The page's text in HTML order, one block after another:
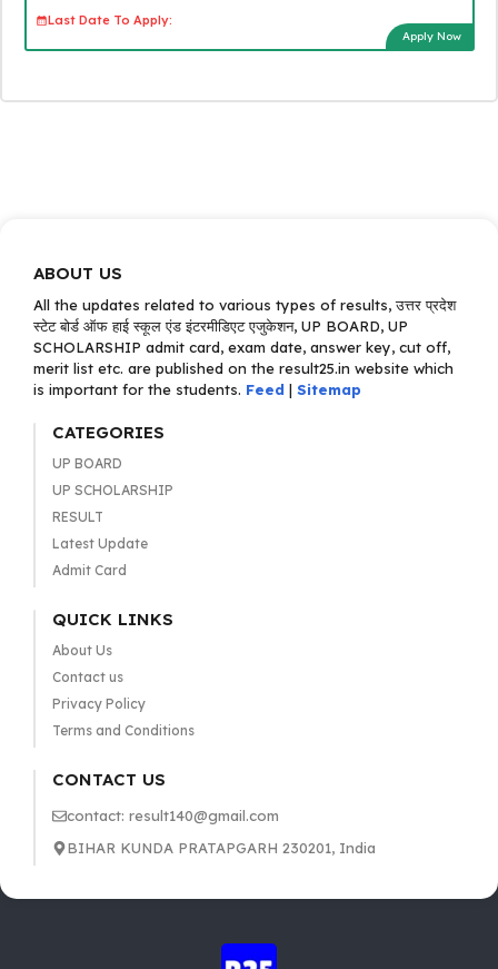
Last Date To Apply:
Apply Now
ABOUT US
All the updates related to various types of results, उत्तर प्रदेश
स्टेट बोर्ड ऑफ हाई स्कूल एंड इंटरमीडिएट एजुकेशन, UP BOARD, UP
SCHOLARSHIP admit card, exam date, answer key, cut off,
merit list etc. are published on the result25.in website which
is important for the students. Feed | Sitemap
CATEGORIES
UP BOARD
UP SCHOLARSHIP
RESULT
Latest Update
Admit Card
QUICK LINKS
About Us
Contact us
Privacy Policy
Terms and Conditions
CONTACT US
contact: result140@gmail.com
BIHAR KUNDA PRATAPGARH 230201, India